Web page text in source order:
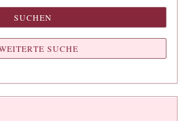
SUCHEN
SUCHE